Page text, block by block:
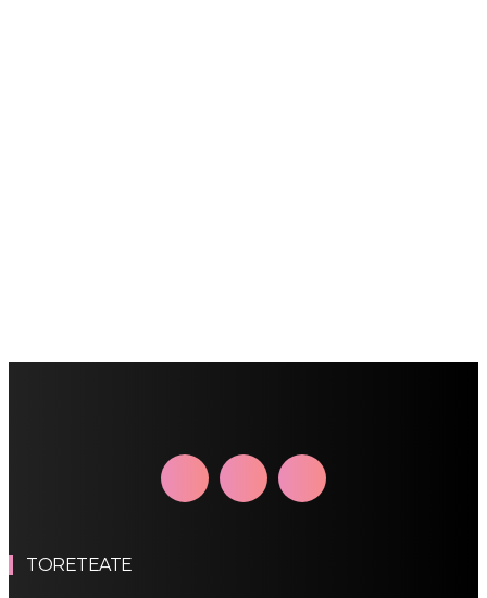
TORETEATE